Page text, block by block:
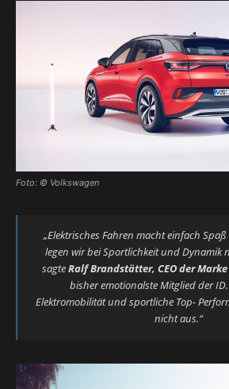
Foto: © Volkswagen
„Elektrisches Fahren macht einfach Spaß
legen wir bei Sportlichkeit und Dynamik
sagteRalf Brandstätter, CEO der
bisher emotionalste Mitglied der
Elektromobilität und sportliche Top-
nicht aus.“